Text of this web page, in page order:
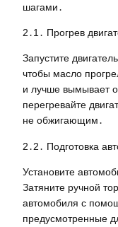
шагами․
2․1․ Прогрев
Запустите
чтобы масло
и лучше вымывает
перегревайте
не обжигающим․
2․2․ Подготовка
Установите
Затяните ручной
автомобиля с
предусмотренные